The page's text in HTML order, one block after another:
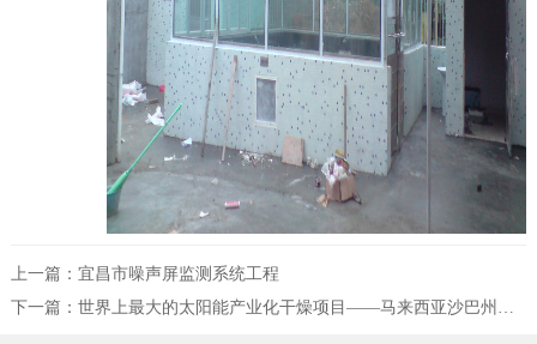
上一篇： 宜昌市噪声屏监测系统工程
下一篇： 世界上最大的太阳能产业化干燥项目——马来西亚沙巴州油棕榈叶太阳能工厂